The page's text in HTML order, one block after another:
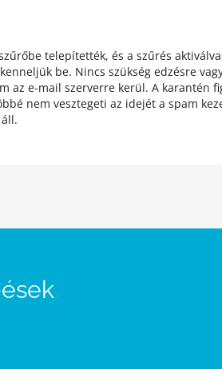
telepítették, és a szűrés
be. Nincs szükség edzésre
az e-mail szerverre kerül. A karantén
nem vesztegeti az idejét a spam